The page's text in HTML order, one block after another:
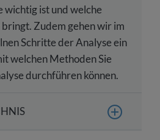
wichtig ist und welche
Zudem gehen wir im
Schritte der Analyse ein
welchen Methoden Sie
durchführen können.